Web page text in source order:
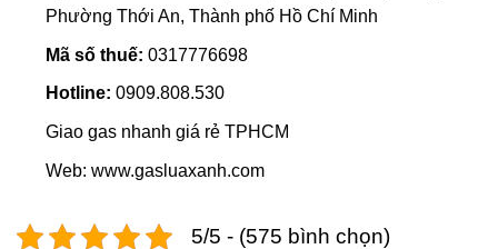
Phường Thới An, Thành phố Hồ Chí Minh
Mã số thuế: 0317776698
Hotline: 0909.808.530
Giao gas nhanh giá rẻ TPHCM
Web: www.gasluaxanh.com
5/5 - (575 bình chọn)